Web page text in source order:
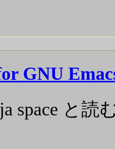
GNU
space と読